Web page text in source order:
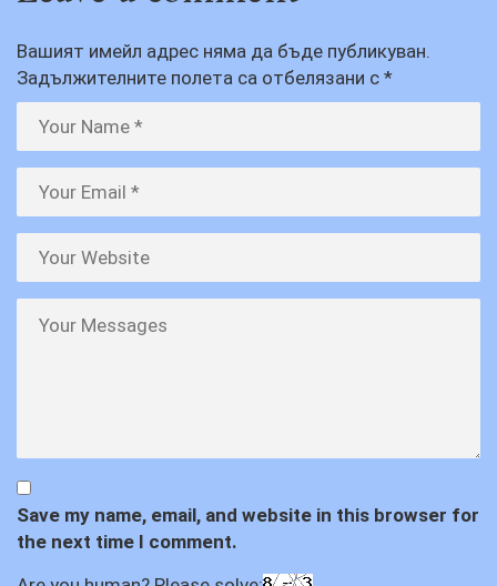
Вашият имейл адрес няма да бъде публикуван.
Задължителните полета са отбелязани с *
Save my name, email, and website in this browser for
the next time I comment.